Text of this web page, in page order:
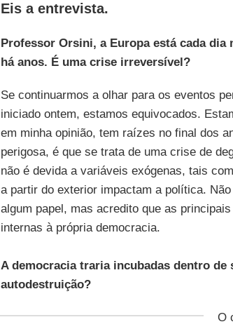
Eis a entrevista.
Professor Orsini, a Europa está cada
há anos. É uma crise irreversível?
Se continuarmos a olhar para os eventos
iniciado ontem, estamos equivocados.
em minha opinião, tem raízes no final dos
perigosa, é que se trata de uma crise de
não é devida a variáveis exógenas, tais
a partir do exterior impactam a política.
algum papel, mas acredito que as
internas à própria democracia.
A democracia traria incubadas dentro de
autodestruição?
O